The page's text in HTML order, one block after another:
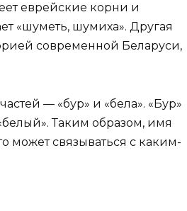
еврейские корни и
«шуметь, шумиха». Другая
современной Беларуси,
— «бур» и «бела». «Бур»
Таким образом, имя
может связываться с каким-